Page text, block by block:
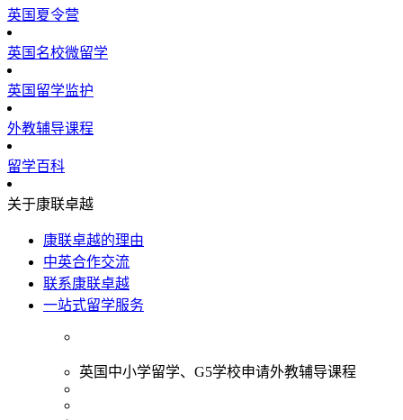
英国夏令营
英国名校微留学
英国留学监护
外教辅导课程
留学百科
关于康联卓越
康联卓越的理由
中英合作交流
联系康联卓越
一站式留学服务
英国中小学留学、G5学校申请外教辅导课程